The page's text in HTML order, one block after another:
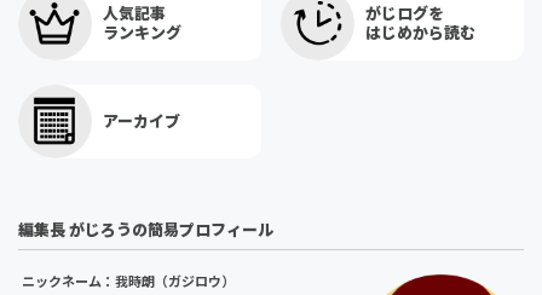
人気記事
ランキング
がじログを
はじめから読む
アーカイブ
編集長 がじろうの簡易プロフィール
ニックネーム：我時朗（ガジロウ）